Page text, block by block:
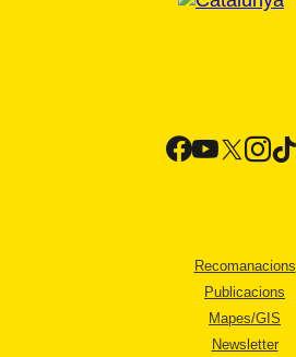
Recomanacions
Publicacions
Mapes/GIS
Newsletter